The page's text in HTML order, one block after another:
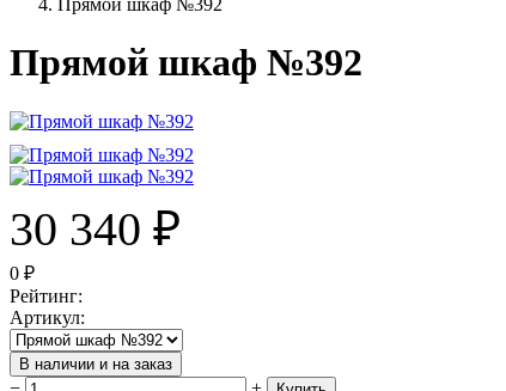
Прямой шкаф №392
Прямой шкаф №392
30 340 ₽
0 ₽
Рейтинг:
Артикул:
В наличии и на заказ